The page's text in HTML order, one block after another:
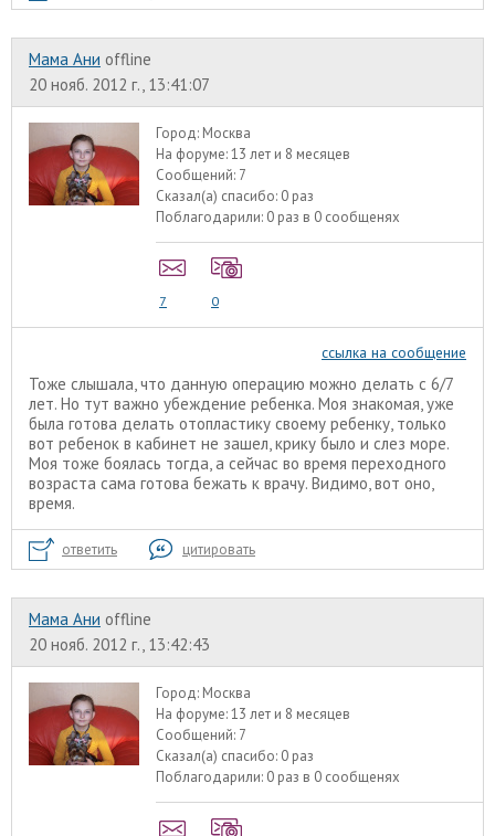
Мама Ани offline
20 нояб. 2012 г., 13:41:07
Город: Москва
На форуме:13 лет и 8 месяцев
Сообщений: 7
Сказал(а) спасибо: 0 раз
Поблагодарили: 0 раз в 0 сообщенях
7 0
ссылка на сообщение
Тоже слышала, что данную операцию можно делать с 6/7
лет. Но тут важно убеждение ребенка. Моя знакомая, уже
была готова делать отопластику своему ребенку, только
вот ребенок в кабинет не зашел, крику было и слез море.
Моя тоже боялась тогда, а сейчас во время переходного
возраста сама готова бежать к врачу. Видимо, вот оно,
время.
ответить цитировать
Мама Ани offline
20 нояб. 2012 г., 13:42:43
Город: Москва
На форуме:13 лет и 8 месяцев
Сообщений: 7
Сказал(а) спасибо: 0 раз
Поблагодарили: 0 раз в 0 сообщенях